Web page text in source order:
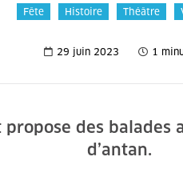
Fête Histoire Théâtre
29 juin 2023 1
propose des
d’antan.